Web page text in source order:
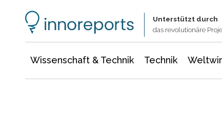
Unterstützt durch
das revolutionäre
Wissenschaft & Technik Technik